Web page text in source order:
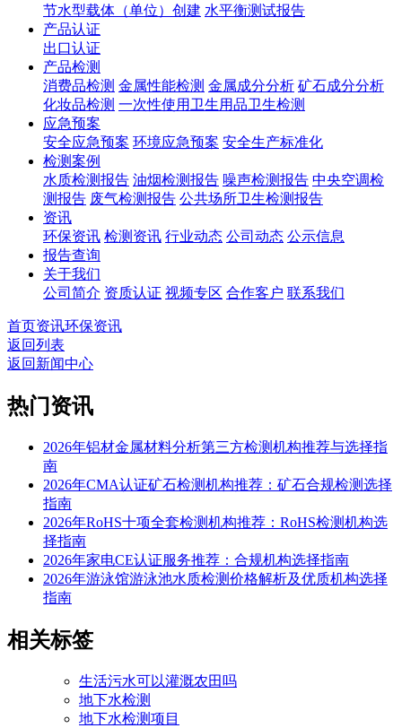
节水型载体（单位）创建 水平衡测试报告
产品认证
出口认证
产品检测
消费品检测 金属性能检测 金属成分分析 矿石成分分析
化妆品检测 一次性使用卫生用品卫生检测
应急预案
安全应急预案 环境应急预案 安全生产标准化
检测案例
水质检测报告 油烟检测报告 噪声检测报告 中央空调检
测报告 废气检测报告 公共场所卫生检测报告
资讯
环保资讯 检测资讯 行业动态 公司动态 公示信息
报告查询
关于我们
公司简介 资质认证 视频专区 合作客户 联系我们
首页资讯环保资讯
返回列表
返回新闻中心
热门资讯
2026年铝材金属材料分析第三方检测机构推荐与选择指
南
2026年CMA认证矿石检测机构推荐：矿石合规检测选择
指南
2026年RoHS十项全套检测机构推荐：RoHS检测机构选
择指南
2026年家电CE认证服务推荐：合规机构选择指南
2026年游泳馆游泳池水质检测价格解析及优质机构选择
指南
相关标签
生活污水可以灌溉农田吗
地下水检测
地下水检测项目